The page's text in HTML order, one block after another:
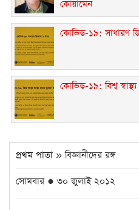
কোয়ামেন
কোভিড-১৯: সাধারণ
কোভিড-১৯: বিশ্ব
প্রথম পাতা » বিজ্ঞানীদের রঙ্গ
সোমবার ● ৩০ জুলাই ২০১২